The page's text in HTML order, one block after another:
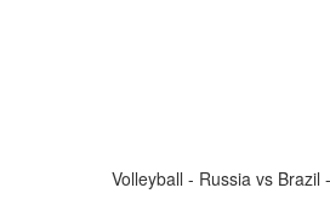
Volleyball - Russia vs